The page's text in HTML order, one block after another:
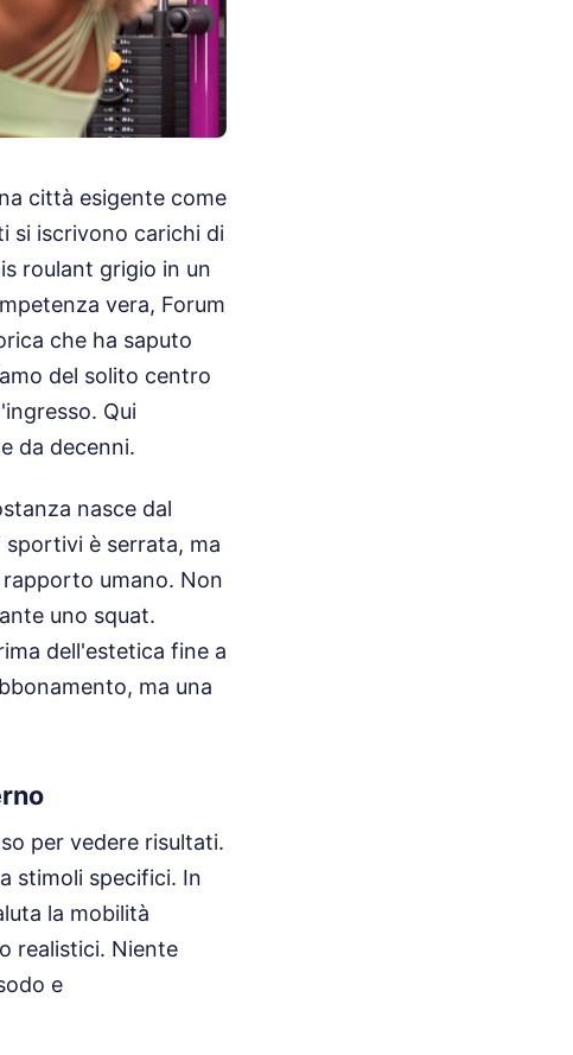
città esigente come
si iscrivono carichi di
roulant grigio in un
vera, Forum
che ha saputo
del solito centro
Qui
da decenni.
nasce dal
è serrata, ma
umano. Non
uno squat.
dell'estetica fine a
ma una
per vedere risultati.
stimoli specifici. In
la mobilità
realistici. Niente
e